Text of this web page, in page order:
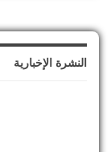
النشرة الإخبارية